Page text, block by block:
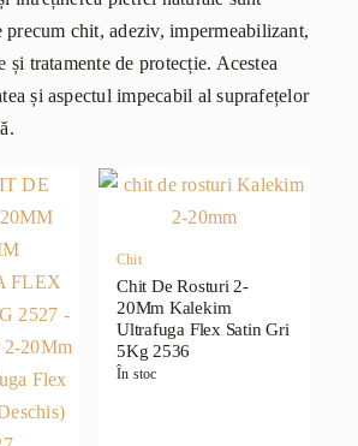
precum chit, adeziv, impermeabilizant,
și tratamente de protecție. Acestea
și aspectul impecabil al suprafețelor
Chit
Chit De Rosturi 2-
20Mm Kalekim
Ultrafuga Flex Satin Gri
5Kg 2536
În stoc